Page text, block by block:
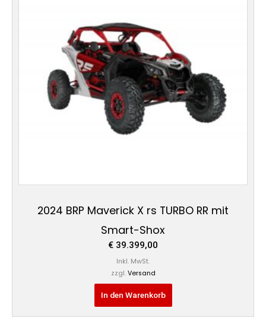
2024 BRP Maverick X rs TURBO RR mit
Smart-Shox
€ 39.399,00
Inkl. MwSt.
zzgl. Versand
In den Warenkorb